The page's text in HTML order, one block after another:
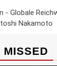
Globale
Nakamoto
MISSED